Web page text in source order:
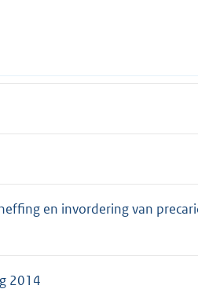
en invordering van
2014